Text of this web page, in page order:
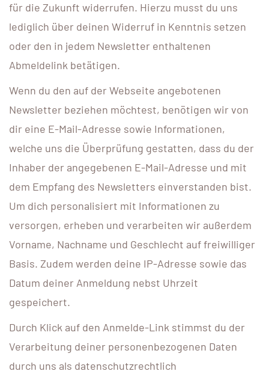
für die Zukunft widerrufen. Hierzu musst du uns
lediglich über deinen Widerruf in Kenntnis setzen
oder den in jedem Newsletter enthaltenen
Abmeldelink betätigen.
Wenn du den auf der Webseite angebotenen
Newsletter beziehen möchtest, benötigen wir von
dir eine E-Mail-Adresse sowie Informationen,
welche uns die Überprüfung gestatten, dass du der
Inhaber der angegebenen E-Mail-Adresse und mit
dem Empfang des Newsletters einverstanden bist.
Um dich personalisiert mit Informationen zu
versorgen, erheben und verarbeiten wir außerdem
Vorname, Nachname und Geschlecht auf freiwilliger
Basis. Zudem werden deine IP-Adresse sowie das
Datum deiner Anmeldung nebst Uhrzeit
gespeichert.
Durch Klick auf den Anmelde-Link stimmst du der
Verarbeitung deiner personenbezogenen Daten
durch uns als datenschutzrechtlich